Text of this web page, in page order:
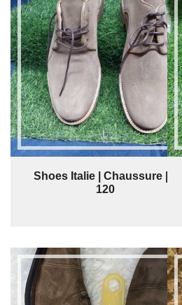
Shoes Italie | Chaussure | $
120